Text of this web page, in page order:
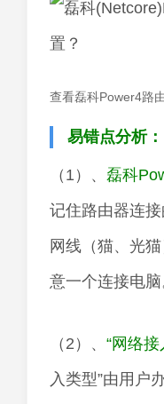
查看磊科Power4路
易错点分析：
（1）、 磊科
记住路由器连
网线（猫、光
意一个连接电脑
（2）、 “网络
入类型”由用户